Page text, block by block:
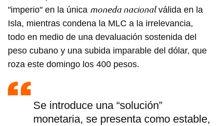
"imperio" en la única moneda nacionalválida en la
Isla, mientras condena la MLC a la irrelevancia,
todo en medio de una devaluación sostenida del
peso cubano y una subida imparable del dólar, que
roza este domingo los 400 pesos.
Se introduce una “solución”
monetaria, se presenta como estable,